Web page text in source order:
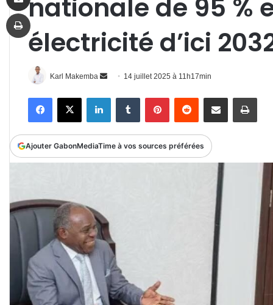
nationale de 95 %
électricité d’ici
Karl Makemba
Envoyer
courriel
14 juillet 2025 à 11h17min
FacebookX LinkedinTumblr PinterestReddit Partager par email
Ajouter GabonMediaTime à vos sources préférées
Imprimer